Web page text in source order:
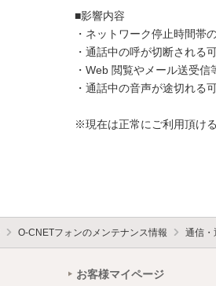
■影響内容
・ネットワーク停止時間帯
・通話中の呼が切断される
・Web 閲覧やメール送受
・通話中の音声が途切れる
※現在は正常にご利用頂け
O-CNETフォンのメンテナンス情報 通信・
お客様マイページ